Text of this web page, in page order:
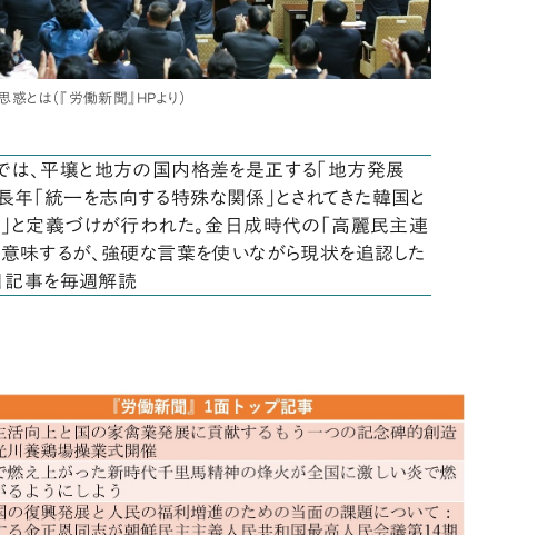
とは（『労働新聞』HPより）
、平壌と地方の国内格差を是正する「地方発展
年「統一を志向する特殊な関係」とされてきた韓国と
と定義づけが行われた。金日成時代の「高麗民主連
味するが、強硬な言葉を使いながら現状を追認した
記事を毎週解読